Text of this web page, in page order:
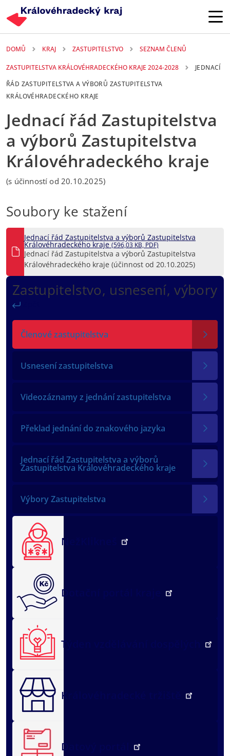
DOMŮ KRAJ ZASTUPITELSTVO SEZNAM ČLENŮ
ZASTUPITELSTVA KRÁLOVÉHRADECKÉHO KRAJE 2024-2028
JEDNACÍ
ŘÁD ZASTUPITELSTVA A VÝBORŮ ZASTUPITELSTVA
KRÁLOVÉHRADECKÉHO KRAJE
Jednací řád Zastupitelstva
a výborů Zastupitelstva
Královéhradeckého kraje
Zastupitelstvo, usnesení, výbory
Členové zastupitelstva
Usnesení zastupitelstva
Videozáznamy z jednání zastupitelstva
Překlad jednání do znakového jazyka
Jednací řád Zastupitelstva a výborů
Zastupitelstva Královéhradeckého kraje
Výbory Zastupitelstva
NežKlikneš
Dotační portál kraje
Týden vzdělávání dospělých
Královéhradecké tržiště
Datový portál
(s účinností od 20.10.2025)
Soubory ke stažení
Jednací řád Zastupitelstva a výborů Zastupitelstva
Královéhradeckého kraje(596,03 KB, PDF)
Jednací řád Zastupitelstva a výborů Zastupitelstva
Královéhradeckého kraje (účinnost od 20.10.2025)